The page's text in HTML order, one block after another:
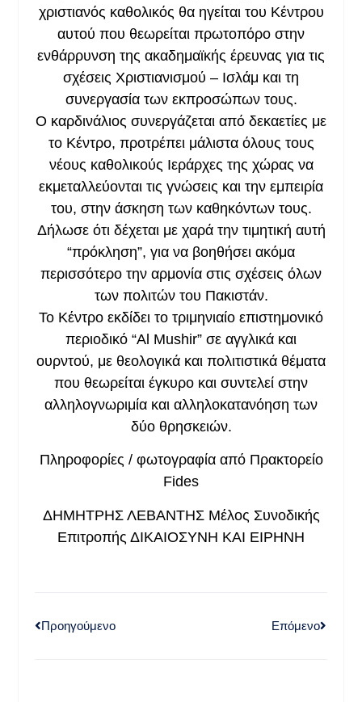
χριστιανός καθολικός θα ηγείται του Κέντρου
αυτού που θεωρείται πρωτοπόρο στην
ενθάρρυνση της ακαδημαϊκής έρευνας για τις
σχέσεις Χριστιανισμού – Ισλάμ και τη
συνεργασία των εκπροσώπων τους.
Ο καρδινάλιος συνεργάζεται από δεκαετίες με
το Κέντρο, προτρέπει μάλιστα όλους τους
νέους καθολικούς Ιεράρχες της χώρας να
εκμεταλλεύονται τις γνώσεις και την εμπειρία
του, στην άσκηση των καθηκόντων τους.
Δήλωσε ότι δέχεται με χαρά την τιμητική αυτή
“πρόκληση”, για να βοηθήσει ακόμα
περισσότερο την αρμονία στις σχέσεις όλων
των πολιτών του Πακιστάν.
Το Κέντρο εκδίδει το τριμηνιαίο επιστημονικό
περιοδικό “Al Mushir” σε αγγλικά και
ουρντού, με θεολογικά και πολιτιστικά θέματα
που θεωρείται έγκυρο και συντελεί στην
αλληλογνωριμία και αλληλοκατανόηση των
δύο θρησκειών.
Πληροφορίες / φωτογραφία από Πρακτορείο
Fides
ΔΗΜΗΤΡΗΣ ΛΕΒΑΝΤΗΣ Μέλος Συνοδικής
Επιτροπής ΔΙΚΑΙΟΣΥΝΗ ΚΑΙ ΕΙΡΗΝΗ
Προηγούμενο Επόμενο